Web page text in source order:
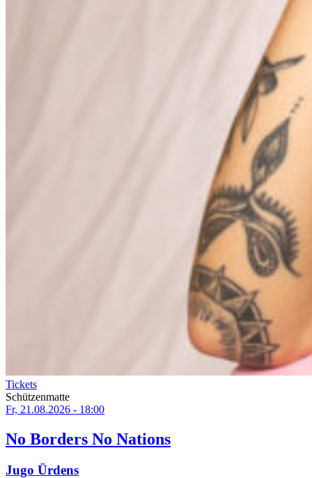
Tickets
Schützenmatte
Fr, 21.08.2026 - 18:00
No Borders No Nations
Jugo Ürdens